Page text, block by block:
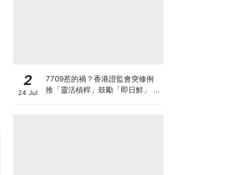
2
24 Jul
7709惹的禍？香港證監會突修例
推「靈活槓桿」鼓勵「即日鮮」 韓